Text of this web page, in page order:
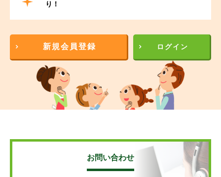
り！
新規会員登録 ログイン
お問い合わせ